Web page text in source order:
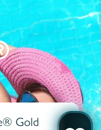
Gold